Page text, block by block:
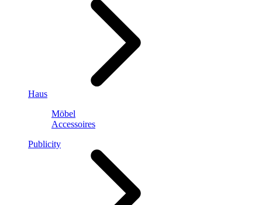
Haus
Möbel
Accessoires
Publicity